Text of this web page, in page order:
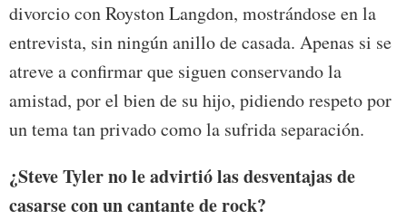
divorcio con Royston Langdon, mostrándose en la
entrevista, sin ningún anillo de casada. Apenas si se
atreve a confirmar que siguen conservando la
amistad, por el bien de su hijo, pidiendo respeto por
un tema tan privado como la sufrida separación.
¿Steve Tyler no le advirtió las desventajas de
casarse con un cantante de rock?